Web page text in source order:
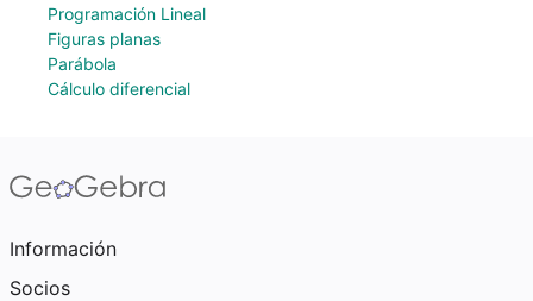
Programación Lineal
Figuras planas
Parábola
Cálculo diferencial
Información
Socios